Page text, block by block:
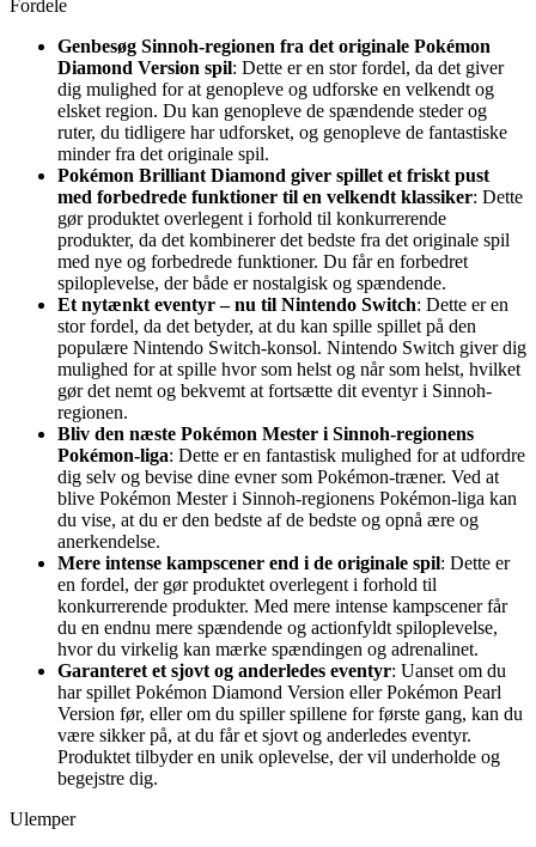
Fordele
Genbesøg Sinnoh-regionen fra det originale Pokémon
Diamond Version spil: Dette er en stor fordel, da det giver
dig mulighed for at genopleve og udforske en velkendt og
elsket region. Du kan genopleve de spændende steder og
ruter, du tidligere har udforsket, og genopleve de fantastiske
minder fra det originale spil.
Pokémon Brilliant Diamond giver spillet et friskt pust
med forbedrede funktioner til en velkendt klassiker: Dette
gør produktet overlegent i forhold til konkurrerende
produkter, da det kombinerer det bedste fra det originale spil
med nye og forbedrede funktioner. Du får en forbedret
spiloplevelse, der både er nostalgisk og spændende.
Et nytænkt eventyr – nu til Nintendo Switch: Dette er en
stor fordel, da det betyder, at du kan spille spillet på den
populære Nintendo Switch-konsol. Nintendo Switch giver dig
mulighed for at spille hvor som helst og når som helst, hvilket
gør det nemt og bekvemt at fortsætte dit eventyr i Sinnoh-
regionen.
Bliv den næste Pokémon Mester i Sinnoh-regionens
Pokémon-liga: Dette er en fantastisk mulighed for at udfordre
dig selv og bevise dine evner som Pokémon-træner. Ved at
blive Pokémon Mester i Sinnoh-regionens Pokémon-liga kan
du vise, at du er den bedste af de bedste og opnå ære og
anerkendelse.
Mere intense kampscener end i de originale spil: Dette er
en fordel, der gør produktet overlegent i forhold til
konkurrerende produkter. Med mere intense kampscener får
du en endnu mere spændende og actionfyldt spiloplevelse,
hvor du virkelig kan mærke spændingen og adrenalinet.
Garanteret et sjovt og anderledes eventyr: Uanset om du
har spillet Pokémon Diamond Version eller Pokémon Pearl
Version før, eller om du spiller spillene for første gang, kan du
være sikker på, at du får et sjovt og anderledes eventyr.
Produktet tilbyder en unik oplevelse, der vil underholde og
begejstre dig.
Ulemper